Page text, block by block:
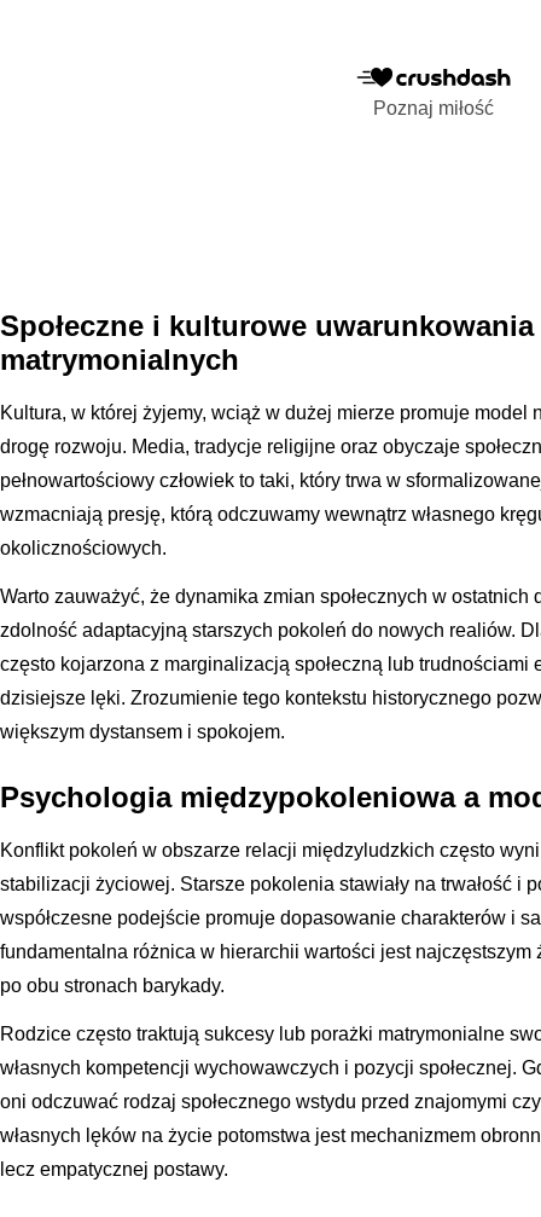
Poznaj miłość
Społeczne i kulturowe
matrymonialnych
Kultura, w której żyjemy, wciąż w dużej mierze promuje model
drogę rozwoju. Media, tradycje religijne oraz obyczaje
pełnowartościowy człowiek to taki, który trwa w
wzmacniają presję, którą odczuwamy wewnątrz własnego
okolicznościowych.
Warto zauważyć, że dynamika zmian społecznych w ostatnich
zdolność adaptacyjną starszych pokoleń do nowych realiów.
często kojarzona z marginalizacją społeczną lub trudnościami
dzisiejsze lęki. Zrozumienie tego kontekstu historycznego
większym dystansem i spokojem.
Psychologia międzypokoleniowa a
Konflikt pokoleń w obszarze relacji międzyludzkich często
stabilizacji życiowej. Starsze pokolenia stawiały na trwałość i
współczesne podejście promuje dopasowanie charakterów i
fundamentalna różnica w hierarchii wartości jest najczęstszym
po obu stronach barykady.
Rodzice często traktują sukcesy lub porażki matrymonialne
własnych kompetencji wychowawczych i pozycji społecznej.
oni odczuwać rodzaj społecznego wstydu przed znajomymi
własnych lęków na życie potomstwa jest mechanizmem
lecz empatycznej postawy.